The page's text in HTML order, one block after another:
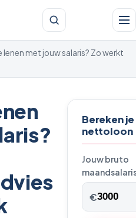
lenen met jouw salaris? Zo werkt
Bereken je
nettoloon
Jouw bruto
€